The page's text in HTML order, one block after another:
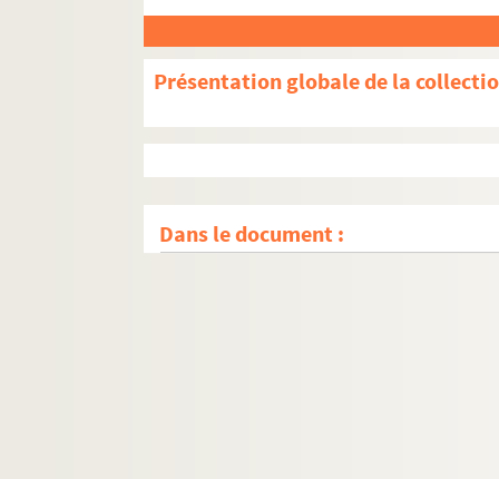
Présentation globale de la
Dans le document :